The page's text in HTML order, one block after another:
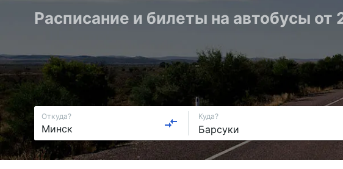
Расписание и билеты на автобусы от
Откуда? Куда?